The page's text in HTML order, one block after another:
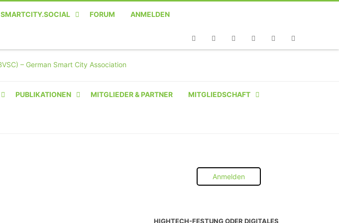
SMARTCITY.SOCIAL FORUM ANMELDEN
PUBLIKATIONEN MITGLIEDER & PARTNER MITGLIEDSCHAFT
INSTITUTION
Anmelden
HIGHTECH-FESTUNG ODER DIGITALES